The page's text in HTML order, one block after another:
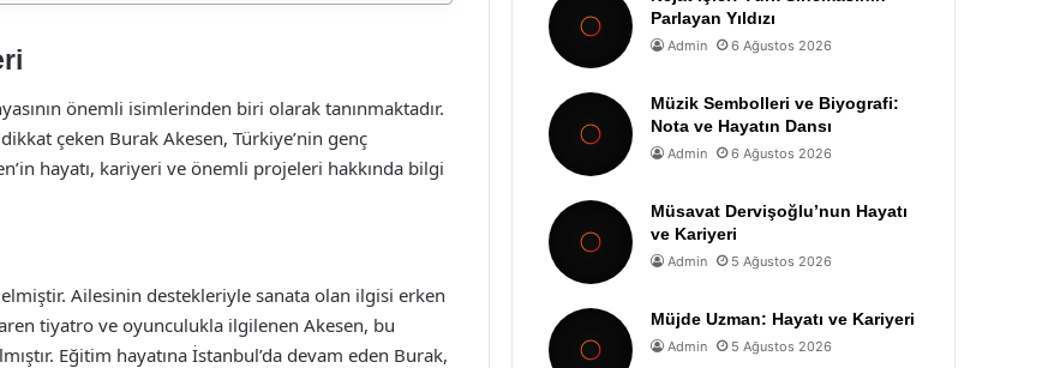
önemli isimlerinden biri olarak tanınmaktadır.
çeken Burak Akesen, Türkiye’nin genç
hayatı, kariyeri ve önemli projeleri hakkında bilgi
Ailesinin destekleriyle sanata olan ilgisi erken
tiyatro ve oyunculukla ilgilenen Akesen, bu
Eğitim hayatına İstanbul’da devam eden Burak,
Parlayan Yıldızı
Admin 6 Ağustos 2026
Müzik Sembolleri ve Biyografi:
Nota ve Hayatın Dansı
Admin 6 Ağustos 2026
Müsavat Dervişoğlu’nun Hayatı
ve Kariyeri
Admin 5 Ağustos 2026
Müjde Uzman: Hayatı ve Kariyeri
Admin 5 Ağustos 2026